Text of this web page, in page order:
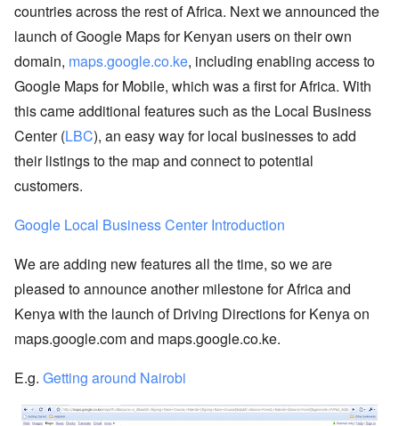
countries across the rest of Africa. Next we announced the
launch of Google Maps for Kenyan users on their own
domain, maps.google.co.ke, including enabling access to
Google Maps for Mobile, which was a first for Africa. With
this came additional features such as the Local Business
Center (LBC), an easy way for local businesses to add
their listings to the map and connect to potential
customers.
Google Local Business Center Introduction
We are adding new features all the time, so we are
pleased to announce another milestone for Africa and
Kenya with the launch of Driving Directions for Kenya on
maps.google.com and maps.google.co.ke.
E.g. Getting around Nairobi